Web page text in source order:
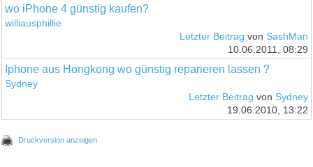
wo iPhone 4 günstig kaufen?
williausphillie
Letzter Beitrag von SashMan
10.06.2011, 08:29
Iphone aus Hongkong wo günstig reparieren lassen ?
Sydney
Letzter Beitrag von Sydney
19.06.2010, 13:22
Druckversion anzeigen